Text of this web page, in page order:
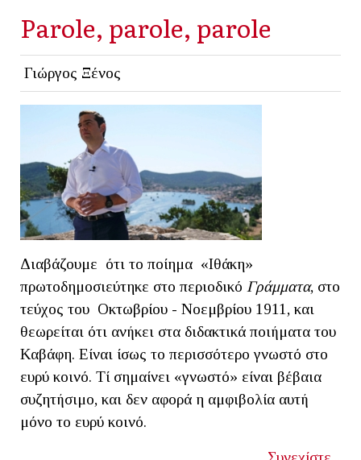
Parole, parole, parole
Γιώργος Ξένος
Διαβάζουμε ότι το ποίημα «Ιθάκη»
πρωτοδημοσιεύτηκε στο περιοδικό Γράμματα, στο
τεύχος του Οκτωβρίου - Νοεμβρίου 1911, και
θεωρείται ότι ανήκει στα διδακτικά ποιήματα του
Καβάφη. Είναι ίσως το περισσότερο γνωστό στο
ευρύ κοινό. Τί σημαίνει «γνωστό» είναι βέβαια
συζητήσιμο, και δεν αφορά η αμφιβολία αυτή
μόνο το ευρύ κοινό.